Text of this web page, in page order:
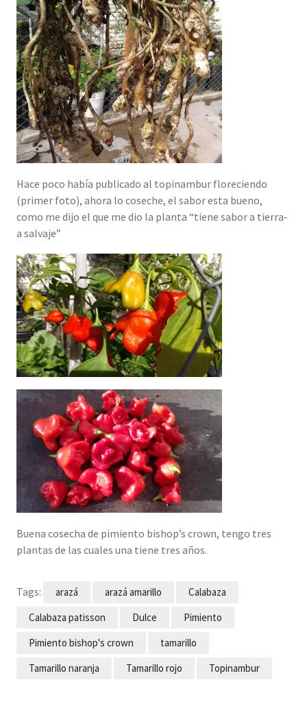
Hace poco había publicado al topinambur floreciendo
(primer foto), ahora lo coseche, el sabor esta bueno,
como me dijo el que me dio la planta “tiene sabor a tierra-
a salvaje”
Buena cosecha de pimiento bishop’s crown, tengo tres
plantas de las cuales una tiene tres años.
Tags: arazá arazá amarillo
Calabaza
Calabaza patisson
Dulce
Pimiento
Pimiento bishop's crown
tamarillo
Tamarillo naranja
Tamarillo rojo Topinambur